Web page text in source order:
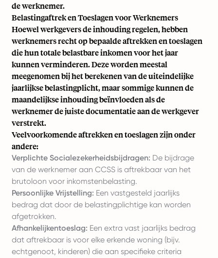
de werknemer.
Belastingaftrek en Toeslagen voor Werknemers
Hoewel werkgevers de inhouding regelen, hebben
werknemers recht op bepaalde aftrekken en toeslagen
die hun totale belastbare inkomen voor het jaar
kunnen verminderen. Deze worden meestal
meegenomen bij het berekenen van de uiteindelijke
jaarlijkse belastingplicht, maar sommige kunnen de
maandelijkse inhouding beïnvloeden als de
werknemer de juiste documentatie aan de werkgever
verstrekt.
Veelvoorkomende aftrekken en toeslagen zijn onder
andere:
Verplichte Socialezekerheidsbijdragen: De bijdrage
van de werknemer aan CCSS is aftrekbaar van het
brutoloon voor inkomstenbelasting.
Persoonlijke Vrijstelling: Een vastgesteld jaarlijks
bedrag dat door de belastingplichtige kan worden
afgetrokken.
Afhankelijkentoeslag: Een extra vast jaarlijks bedrag
dat aftrekbaar is voor elke erkende woning (bijv.
echtgenoot, kinderen) die aan specifieke criteria